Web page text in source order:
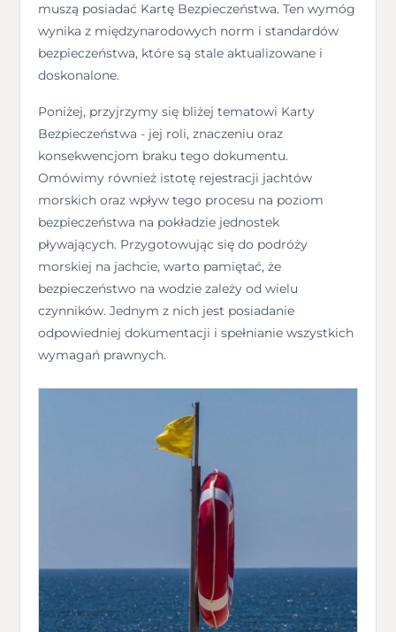
muszą posiadać Kartę Bezpieczeństwa. Ten wymóg
wynika z międzynarodowych norm i standardów
bezpieczeństwa, które są stale aktualizowane i
doskonalone.
Poniżej, przyjrzymy się bliżej tematowi Karty
Bezpieczeństwa - jej roli, znaczeniu oraz
konsekwencjom braku tego dokumentu.
Omówimy również istotę rejestracji jachtów
morskich oraz wpływ tego procesu na poziom
bezpieczeństwa na pokładzie jednostek
pływających. Przygotowując się do podróży
morskiej na jachcie, warto pamiętać, że
bezpieczeństwo na wodzie zależy od wielu
czynników. Jednym z nich jest posiadanie
odpowiedniej dokumentacji i spełnianie wszystkich
wymagań prawnych.